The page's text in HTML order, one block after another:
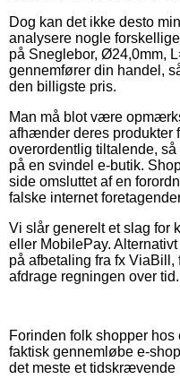
Dog kan det ikke desto
analysere nogle
på Sneglebor, Ø24,0mm,
gennemfører din handel,
den billigste pris.
Man må blot være
afhænder deres produkter
overordentlig tiltalende,
på en svindel e-butik.
side omsluttet af en
falske internet
Vi slår generelt et slag for
eller MobilePay.
på afbetaling fra fx
afdrage regningen over tid.
Forinden folk shopper
faktisk gennemløbe e-
det meste et tidskrævende